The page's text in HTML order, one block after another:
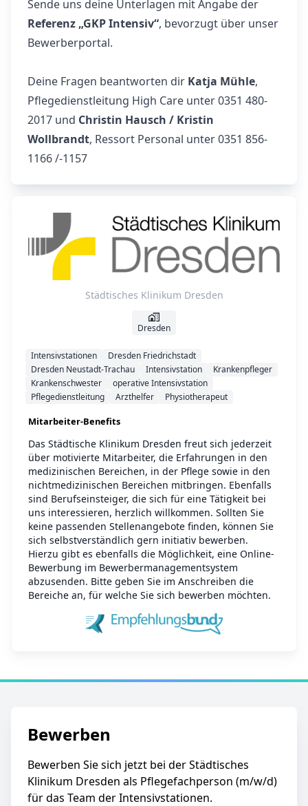
Sende uns deine Unterlagen mit Angabe der
Referenz „GKP Intensiv“, bevorzugt über unser
Bewerberportal.
Deine Fragen beantworten dir Katja Mühle,
Pflegedienstleitung High Care unter 0351 480-
2017 und Christin Hausch / Kristin
Wollbrandt, Ressort Personal unter 0351 856-
1166 /-1157
Städtisches Klinikum Dresden
Dresden
Intensivstationen
Dresden Friedrichstadt
Dresden Neustadt-Trachau
Intensivstation
Krankenpfleger
Krankenschwester
operative Intensivstation
Pflegedienstleitung
Arzthelfer Physiotherapeut
Mitarbeiter-Benefits
Das Städtische Klinikum Dresden freut sich jederzeit
über motivierte Mitarbeiter, die Erfahrungen in den
medizinischen Bereichen, in der Pflege sowie in den
nichtmedizinischen Bereichen mitbringen. Ebenfalls
sind Berufseinsteiger, die sich für eine Tätigkeit bei
uns interessieren, herzlich willkommen. Sollten Sie
keine passenden Stellenangebote finden, können Sie
sich selbstverständlich gern initiativ bewerben.
Hierzu gibt es ebenfalls die Möglichkeit, eine Online-
Bewerbung im Bewerbermanagementsystem
abzusenden. Bitte geben Sie im Anschreiben die
Bereiche an, für welche Sie sich bewerben möchten.
Bewerben
Bewerben Sie sich jetzt bei der Städtisches
Klinikum Dresden als Pflegefachperson (m/w/d)
für das Team der Intensivstationen.